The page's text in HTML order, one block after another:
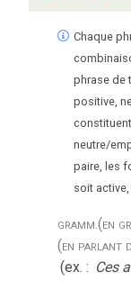
Chaque
phrase de
positive,
neutre/
paire, les
soit
gramm.(en
(en parlant
(ex. : Ces